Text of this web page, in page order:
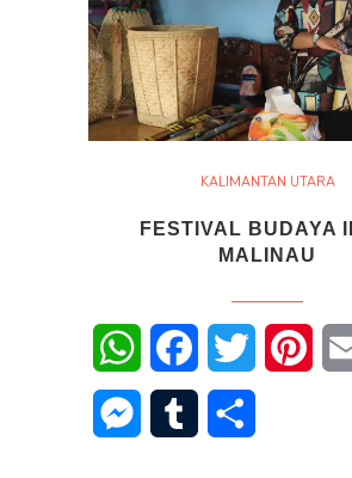
KALIMANTAN UTARA
FESTIVAL BUDAYA
MALINAU
WhatsAppFacebookTwitter
Messenger
Tumblr